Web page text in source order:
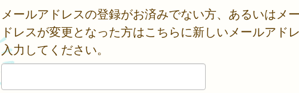
メールアドレスの登録がお済みでない方、あるいはメ
ドレスが変更となった方はこちらに新しいメールアド
入力してください。